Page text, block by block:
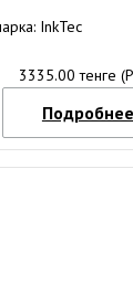
InkTec
3335.00 тенге
Подробнее